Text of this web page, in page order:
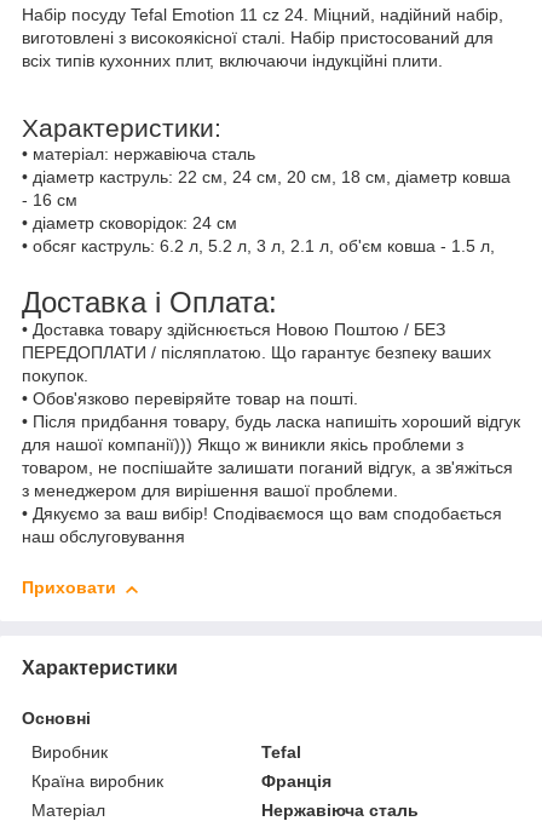
Набір посуду Tefal Emotion 11 cz 24. Міцний, надійний набір,
виготовлені з високоякісної сталі. Набір пристосований для
всіх типів кухонних плит, включаючи індукційні плити.
Характеристики:
• матеріал: нержавіюча сталь
• діаметр каструль: 22 см, 24 см, 20 см, 18 см, діаметр ковша
- 16 см
• діаметр сковорідок: 24 см
• обсяг каструль: 6.2 л, 5.2 л, 3 л, 2.1 л, об'єм ковша - 1.5 л,
Доставка і Оплата:
• Доставка товару здійснюється Новою Поштою / БЕЗ
ПЕРЕДОПЛАТИ / післяплатою. Що гарантує безпеку ваших
покупок.
• Обов'язково перевіряйте товар на пошті.
• Після придбання товару, будь ласка напишіть хороший відгук
для нашої компанії))) Якщо ж виникли якісь проблеми з
товаром, не поспішайте залишати поганий відгук, а зв'яжіться
з менеджером для вирішення вашої проблеми.
• Дякуємо за ваш вибір! Сподіваємося що вам сподобається
наш обслуговування
Приховати
Характеристики
Основні
Виробник
Tefal
Країна виробник
Франція
Матеріал
Нержавіюча сталь